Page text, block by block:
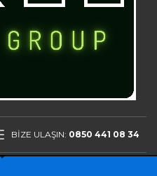
BİZE ULAŞIN: 0850 441 08 34